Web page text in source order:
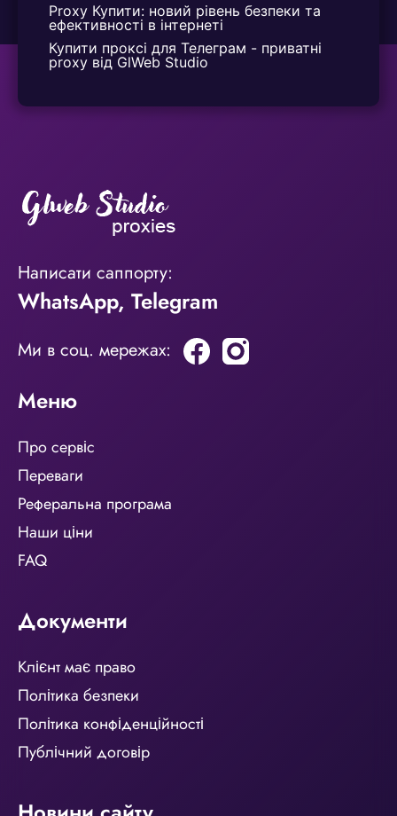
Proxy Купити: новий рівень безпеки та
ефективності в інтернеті
Купити проксі для Телеграм - приватні
proxy від GlWeb Studio
Написати саппорту:
WhatsApp, Telegram
Ми в соц. мережах:
Меню
Про сервіс
Переваги
Реферальна програма
Наши ціни
FAQ
Документи
Клієнт має право
Політика безпеки
Політика конфіденційності
Публічний договір